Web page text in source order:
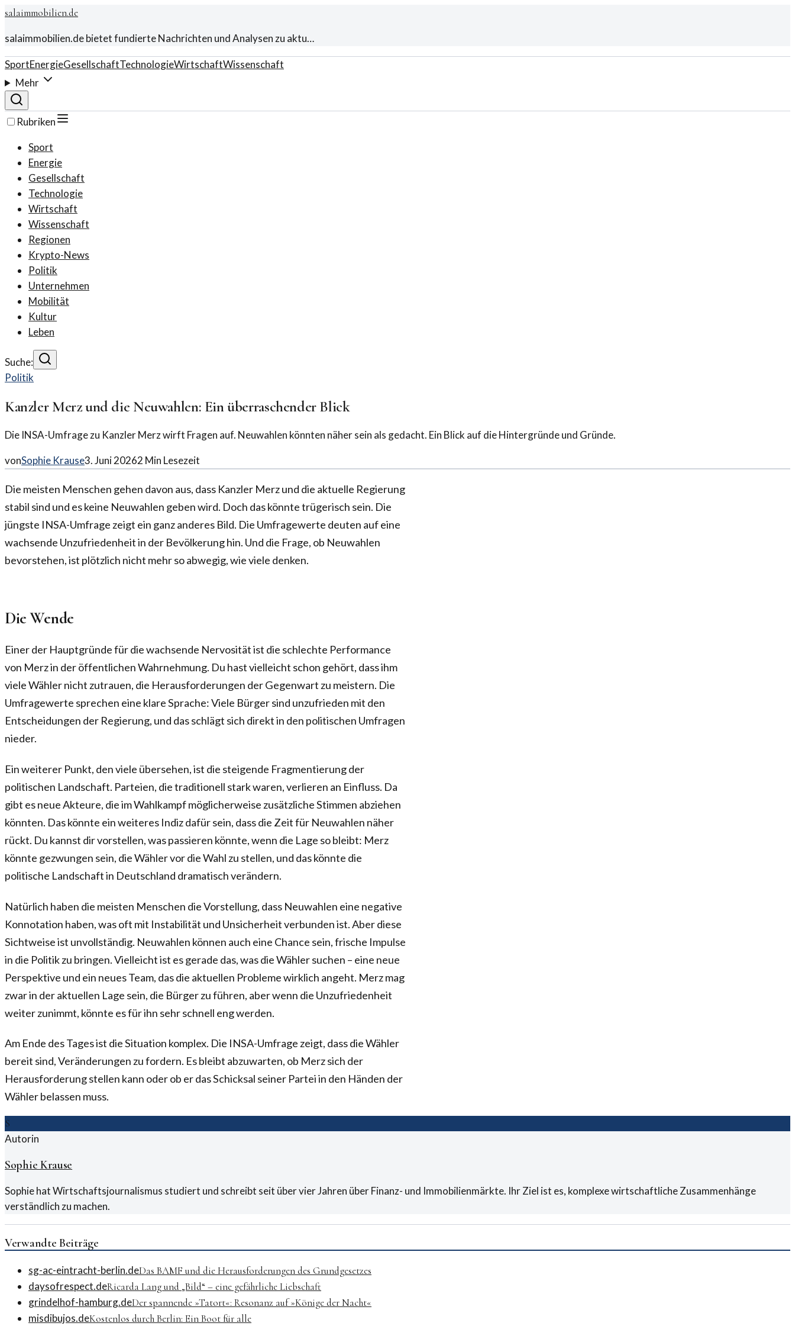
salaimmobilien.de
salaimmobilien.de bietet fundierte Nachrichten und Analysen zu aktu…
SportEnergieGesellschaftTechnologieWirtschaftWissenschaft
Mehr
Rubriken
Sport
Energie
Gesellschaft
Technologie
Wirtschaft
Wissenschaft
Regionen
Krypto-News
Politik
Unternehmen
Mobilität
Kultur
Leben
Suche:
Politik
Kanzler Merz und die Neuwahlen: Ein überraschender Blick
Die INSA-Umfrage zu Kanzler Merz wirft Fragen auf. Neuwahlen könnten näher sein als gedacht. Ein Blick auf die Hintergründe und Gründe.
vonSophie Krause3. Juni 20262 Min Lesezeit
Die meisten Menschen gehen davon aus, dass Kanzler Merz und die aktuelle Regierung
stabil sind und es keine Neuwahlen geben wird. Doch das könnte trügerisch sein. Die
jüngste INSA-Umfrage zeigt ein ganz anderes Bild. Die Umfragewerte deuten auf eine
wachsende Unzufriedenheit in der Bevölkerung hin. Und die Frage, ob Neuwahlen
bevorstehen, ist plötzlich nicht mehr so abwegig, wie viele denken.
Die Wende
Einer der Hauptgründe für die wachsende Nervosität ist die schlechte Performance
von Merz in der öffentlichen Wahrnehmung. Du hast vielleicht schon gehört, dass ihm
viele Wähler nicht zutrauen, die Herausforderungen der Gegenwart zu meistern. Die
Umfragewerte sprechen eine klare Sprache: Viele Bürger sind unzufrieden mit den
Entscheidungen der Regierung, und das schlägt sich direkt in den politischen Umfragen
nieder.
Ein weiterer Punkt, den viele übersehen, ist die steigende Fragmentierung der
politischen Landschaft. Parteien, die traditionell stark waren, verlieren an Einfluss. Da
gibt es neue Akteure, die im Wahlkampf möglicherweise zusätzliche Stimmen abziehen
könnten. Das könnte ein weiteres Indiz dafür sein, dass die Zeit für Neuwahlen näher
rückt. Du kannst dir vorstellen, was passieren könnte, wenn die Lage so bleibt: Merz
könnte gezwungen sein, die Wähler vor die Wahl zu stellen, und das könnte die
politische Landschaft in Deutschland dramatisch verändern.
Natürlich haben die meisten Menschen die Vorstellung, dass Neuwahlen eine negative
Konnotation haben, was oft mit Instabilität und Unsicherheit verbunden ist. Aber diese
Sichtweise ist unvollständig. Neuwahlen können auch eine Chance sein, frische Impulse
in die Politik zu bringen. Vielleicht ist es gerade das, was die Wähler suchen – eine neue
Perspektive und ein neues Team, das die aktuellen Probleme wirklich angeht. Merz mag
zwar in der aktuellen Lage sein, die Bürger zu führen, aber wenn die Unzufriedenheit
weiter zunimmt, könnte es für ihn sehr schnell eng werden.
Am Ende des Tages ist die Situation komplex. Die INSA-Umfrage zeigt, dass die Wähler
bereit sind, Veränderungen zu fordern. Es bleibt abzuwarten, ob Merz sich der
Herausforderung stellen kann oder ob er das Schicksal seiner Partei in den Händen der
Wähler belassen muss.
S
Autorin
Sophie Krause
Sophie hat Wirtschaftsjournalismus studiert und schreibt seit über vier Jahren über Finanz- und Immobilienmärkte. Ihr Ziel ist es, komplexe wirtschaftliche Zusammenhänge
verständlich zu machen.
Verwandte Beiträge
sg-ac-eintracht-berlin.deDas BAMF und die Herausforderungen des Grundgesetzes
daysofrespect.deRicarda Lang und „Bild“ – eine gefährliche Liebschaft
grindelhof-hamburg.deDer spannende »Tatort«: Resonanz auf »Könige der Nacht«
misdibujos.deKostenlos durch Berlin: Ein Boot für alle